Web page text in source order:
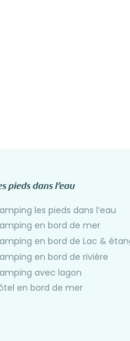
pieds dans l’eau
les pieds dans l’eau
en bord de mer
en bord de Lac &
en bord de rivière
avec lagon
en bord de mer